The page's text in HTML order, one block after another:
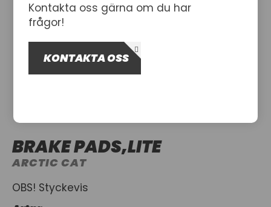
BRAKE PADS,LITE
ARCTIC CAT
OBS! Styckevis
Kontakta oss gärna om du har
frågor!
KONTAKTA OSS